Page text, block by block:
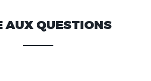
AUX QUESTIONS